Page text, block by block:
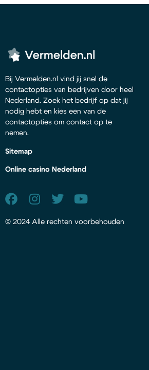
Bij Vermelden.nl vind jij snel de
contactopties van bedrijven door heel
Nederland. Zoek het bedrijf op dat jij
nodig hebt en kies een van de
contactopties om contact op te
nemen.
Sitemap
Online casino Nederland
© 2024 Alle rechten voorbehouden